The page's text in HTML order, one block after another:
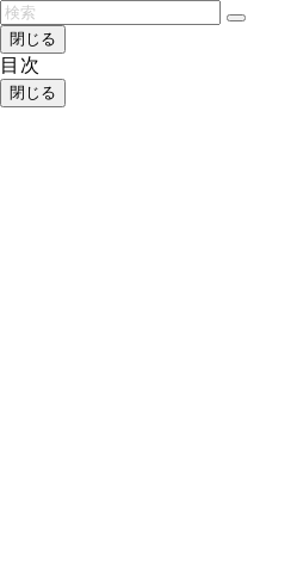
閉じる
目次
閉じる